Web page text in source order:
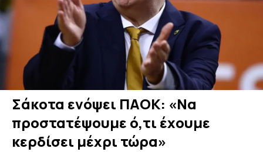
Σάκοτα ενόψει ΠΑΟΚ: «Να
προστατέψουμε ό,τι έχουμε
κερδίσει μέχρι τώρα»